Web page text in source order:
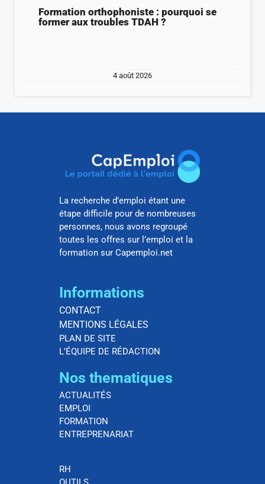
Formation orthophoniste : pourquoi se
former aux troubles TDAH ?
4 août 2026
La recherche d’emploi étant une
étape difficile pour de nombreuses
personnes, nous avons regroupé
toutes les offres sur l’emploi et la
formation sur Capemploi.net
Informations
CONTACT
MENTIONS LÉGALES
PLAN DE SITE
L’ÉQUIPE DE RÉDACTION
Nos thematiques
ACTUALITÉS
EMPLOI
FORMATION
ENTREPRENARIAT
RH